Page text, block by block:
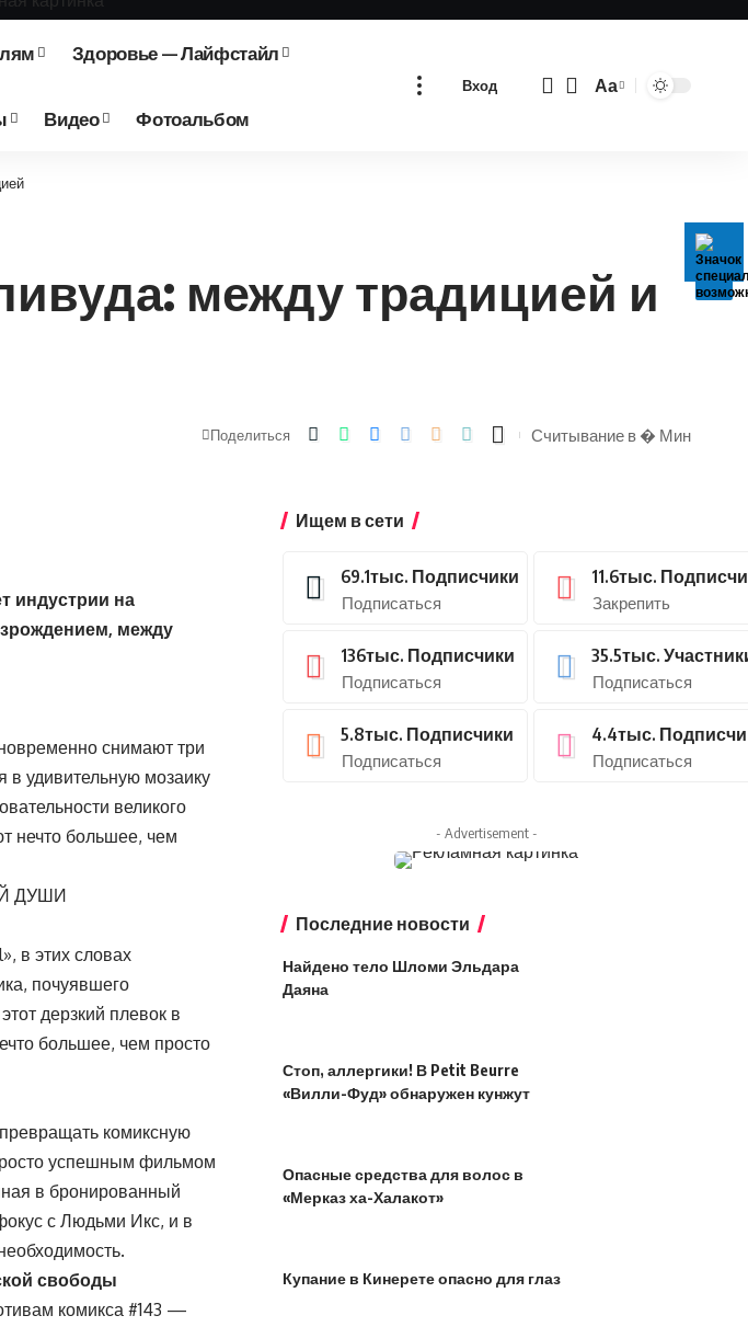
Здоровье — Лайфстайл
Видео Фотоальбом
Вход
Изменение
Аа
между традицией и
Поделиться Считывание в � Мин
индустрии на
между
снимают три
в удивительную мозаику
великого
нечто большее, чем
ДУШИ
в этих словах
почуявшего
дерзкий плевок в
большее, чем просто
комиксную
успешным фильмом
в бронированный
с Людьми Икс, и в
свободы
комикса #143 —
Ищем в сети
69.1тыс. Подписчики
Подписаться
11.6тыс.
Закрепить
136тыс. Подписчики
Подписаться
35.5тыс.
Подписаться
5.8тыс. Подписчики
Подписаться
4.4тыс.
Подписаться
- Advertisement -
Последние новости
Найдено тело Шломи Эльдара
Даяна
Стоп, аллергики! В Petit Beurre
«Вилли-Фуд» обнаружен кунжут
Опасные средства для волос в
«Мерказ ха-Халакот»
Купание в Кинерете опасно для глаз